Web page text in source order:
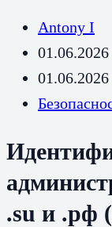
Antony I
01.06.2026
01.06.2026
.su и .рф